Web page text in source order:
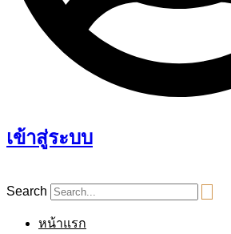
เข้าสู่ระบบ
Search
หน้าแรก